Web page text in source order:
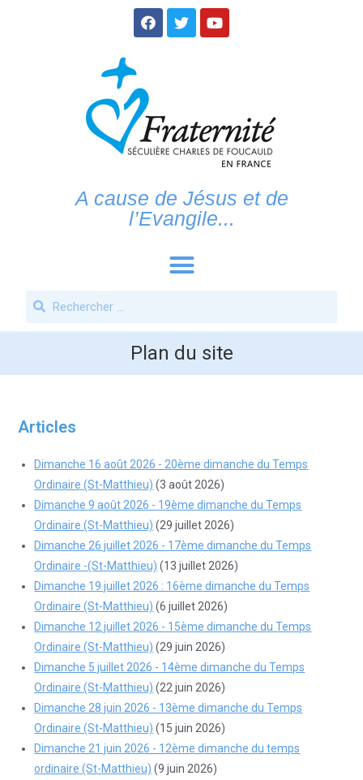
A cause de Jésus et de
l’Evangile...
Plan du site
Articles
Dimanche 16 août 2026 - 20ème dimanche du Temps
Ordinaire (St-Matthieu) (3 août 2026)
Dimanche 9 août 2026 - 19ème dimanche du Temps
Ordinaire (St-Matthieu) (29 juillet 2026)
Dimanche 26 juillet 2026 - 17ème dimanche du Temps
Ordinaire -(St-Matthieu) (13 juillet 2026)
Dimanche 19 juillet 2026 : 16ème dimanche du Temps
Ordinaire (St-Matthieu) (6 juillet 2026)
Dimanche 12 juillet 2026 - 15ème dimanche du Temps
Ordinaire (St-Matthieu) (29 juin 2026)
Dimanche 5 juillet 2026 - 14ème dimanche du Temps
Ordinaire (St-Matthieu) (22 juin 2026)
Dimanche 28 juin 2026 - 13ème dimanche du Temps
Ordinaire (St-Matthieu) (15 juin 2026)
Dimanche 21 juin 2026 - 12ème dimanche du temps
ordinaire (St-Matthieu) (9 juin 2026)